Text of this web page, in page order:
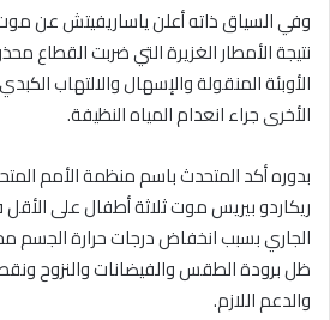
وفي السياق ذاته أعلن ياساريفيتش عن
نتيجة الأمطار الغزيرة التي ضربت القطاع
الأوبئة المنقولة والإسهال والالتهاب
الأخرى جراء انعدام المياه النظيفة.
بدوره أكد المتحدث باسم منظمة الأمم
ريكاردو بيريس موت ثلاثة أطفال على
الجاري بسبب انخفاض درجات حرارة الجسم
ظل برودة الطقس والفيضانات والنزوح ونقص
والدعم اللازم.